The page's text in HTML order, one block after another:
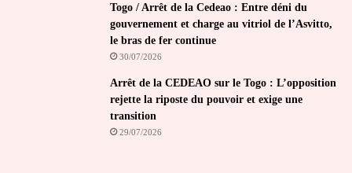
Togo / Arrêt de la Cedeao : Entre déni du
gouvernement et charge au vitriol de l’Asvitto,
le bras de fer continue
30/07/2026
Arrêt de la CEDEAO sur le Togo : L’opposition
rejette la riposte du pouvoir et exige une
transition
29/07/2026